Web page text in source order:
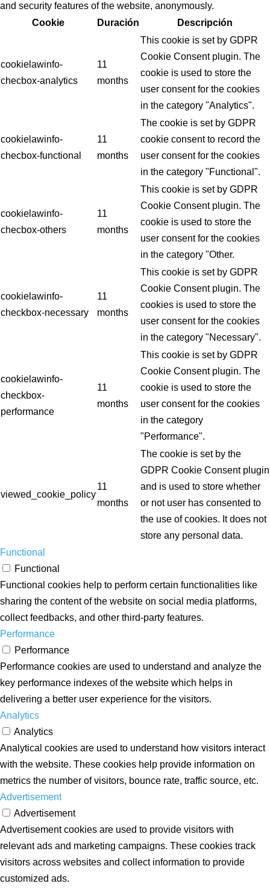
and security features of the website, anonymously.
Cookie
Duración Descripción
cookielawinfo-
checbox-analytics
11
months
This cookie is set by GDPR
Cookie Consent plugin. The
cookie is used to store the
user consent for the cookies
in the category "Analytics".
cookielawinfo-
checbox-functional
11
months
The cookie is set by GDPR
cookie consent to record the
user consent for the cookies
in the category "Functional".
cookielawinfo-
checbox-others
11
months
This cookie is set by GDPR
Cookie Consent plugin. The
cookie is used to store the
user consent for the cookies
in the category "Other.
cookielawinfo-
checkbox-necessary
11
months
This cookie is set by GDPR
Cookie Consent plugin. The
cookies is used to store the
user consent for the cookies
in the category "Necessary".
cookielawinfo-
checkbox-
performance
11
months
This cookie is set by GDPR
Cookie Consent plugin. The
cookie is used to store the
user consent for the cookies
in the category
"Performance".
viewed_cookie_policy
11
months
The cookie is set by the
GDPR Cookie Consent plugin
and is used to store whether
or not user has consented to
the use of cookies. It does not
store any personal data.
Functional
Functional
Functional cookies help to perform certain functionalities like
sharing the content of the website on social media platforms,
collect feedbacks, and other third-party features.
Performance
Performance
Performance cookies are used to understand and analyze the
key performance indexes of the website which helps in
delivering a better user experience for the visitors.
Analytics
Analytics
Analytical cookies are used to understand how visitors interact
with the website. These cookies help provide information on
metrics the number of visitors, bounce rate, traffic source, etc.
Advertisement
Advertisement
Advertisement cookies are used to provide visitors with
relevant ads and marketing campaigns. These cookies track
visitors across websites and collect information to provide
customized ads.